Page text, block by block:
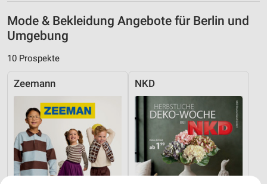
Mode & Bekleidung Angebote für Berlin und
Umgebung
10 Prospekte
Zeemann NKD